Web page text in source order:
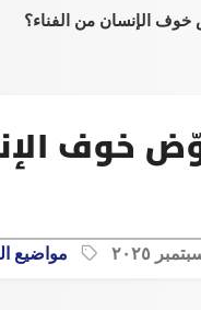
الإنسان من الفناء؟
خوف
مواضيع